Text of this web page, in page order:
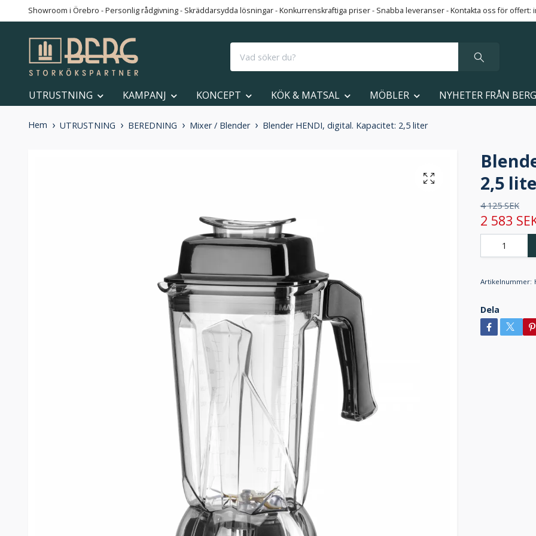
Showroom i Örebro - Personlig rådgivning - Skräddarsydda lösningar - Konkurrenskraftiga priser - Snabba leveranser - Kontakta oss för offert:
UTRUSTNING KAMPANJ KONCEPT KÖK & MATSAL MÖBLER NYHETER FRÅN BERG
Hem UTRUSTNING BEREDNING Mixer / Blender Blender HENDI, digital. Kapacitet: 2,5 liter
2,5
4 125 SEK
2 583
Artikelnummer:
Dela